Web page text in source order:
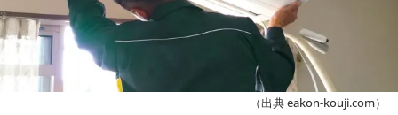
（出典 eakon-kouji.com）